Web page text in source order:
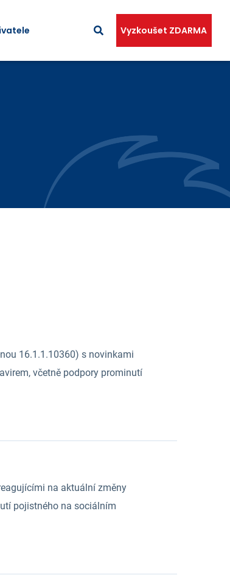
Vyzkoušet ZDARMA
16.1.1.10360) s novinkami
včetně podpory prominutí
na aktuální změny
pojistného na sociálním